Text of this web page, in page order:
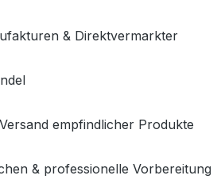
& Direktvermarkter
empfindlicher Produkte
& professionelle Vorbereitung